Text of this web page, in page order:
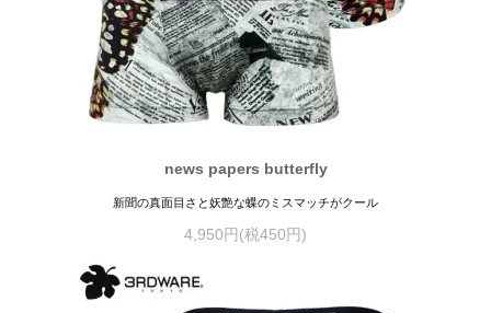
news papers butterfly
新聞の真面目さと妖艶な蝶のミスマッチがクール
4,950円(税450円)